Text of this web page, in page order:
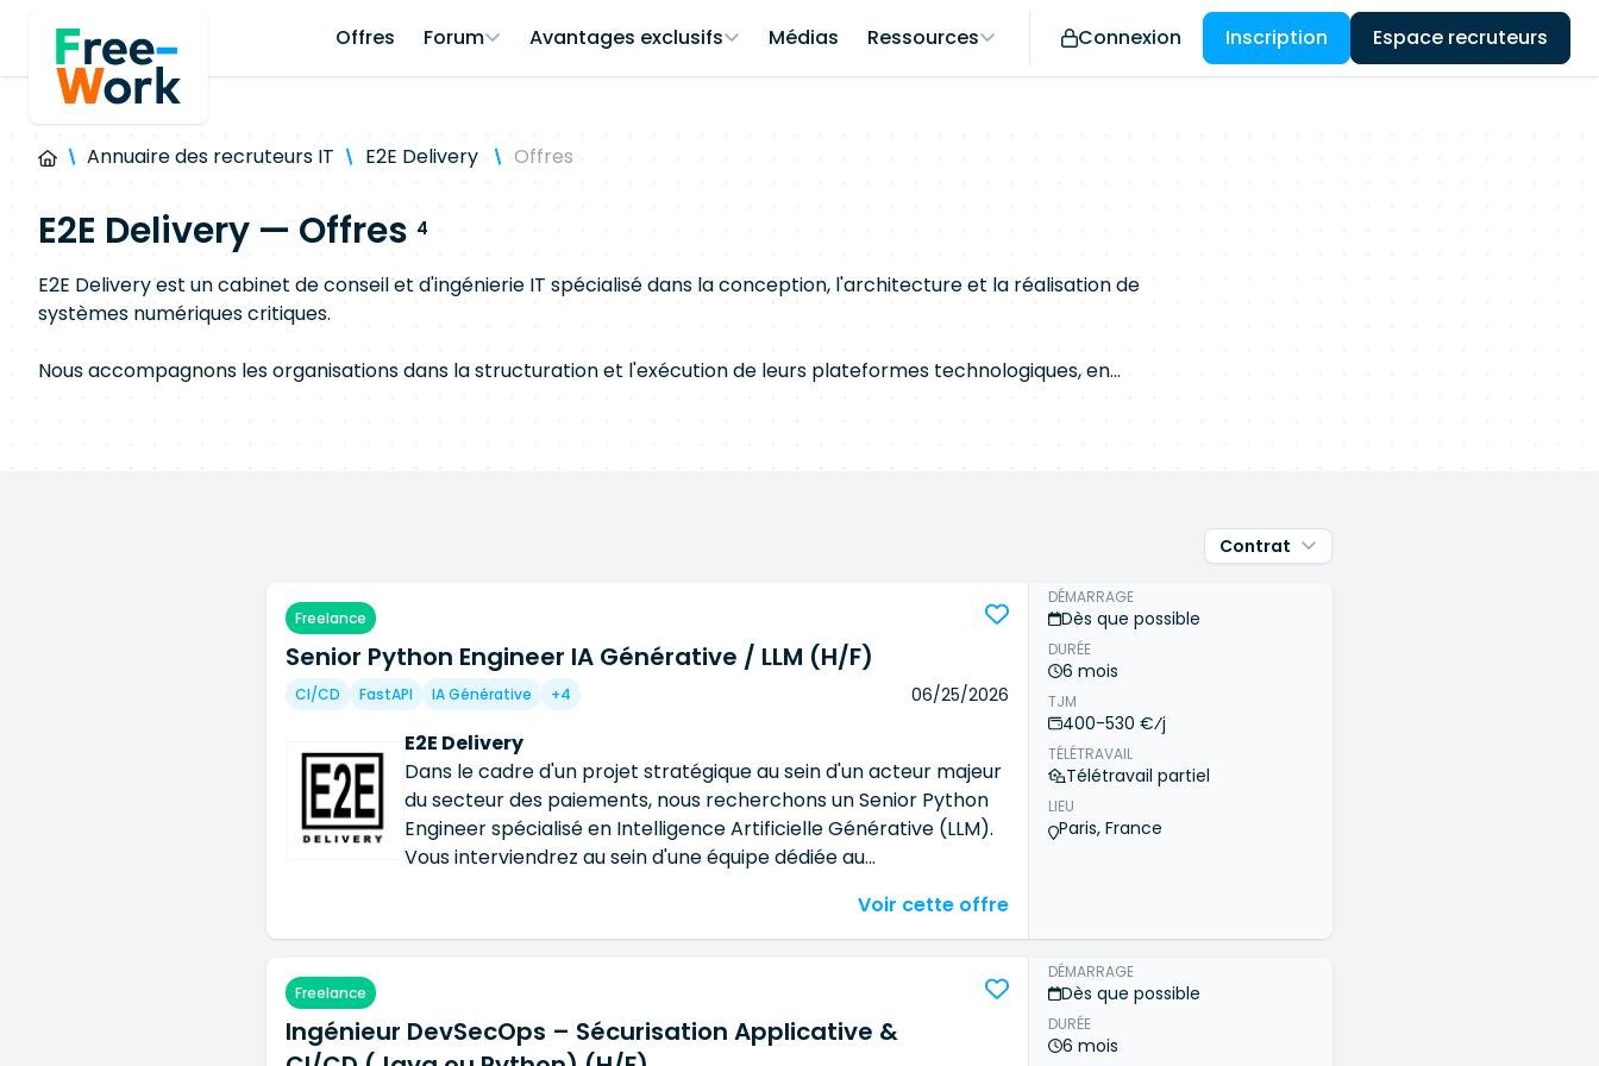
Offres Forum Avantages exclusifs Médias Ressources Connexion Inscription Espace recruteurs
Annuaire des recruteurs IT E2E Delivery Offres
E2E Delivery — Offres 4
E2E Delivery est un cabinet de conseil et d'ingénierie IT spécialisé dans la conception, l'architecture et la réalisation de
systèmes numériques critiques.
Nous accompagnons les organisations dans la structuration et l'exécution de leurs plateformes technologiques, en
constante : construire des systèmes robustes, scalables et opérables dans la durée.
Contrat
Freelance
Senior Python Engineer IA Générative / LLM (H/F)
CI/CD FastAPI IA Générative +4 06/25/2026
E2E Delivery
Dans le cadre d'un projet stratégique au sein d'un acteur majeur
du secteur des paiements, nous recherchons un Senior Python
Engineer spécialisé en Intelligence Artificielle Générative (LLM).
Vous interviendrez au sein d'une équipe dédiée au
environnement on-premise. Le rôle est fortement orienté
développement logiciel et architecture applicative : nous
industrialiser des applications IA en production. Vos principales
responsabilités : Concevoir et développer des applications
backend Python intégrant des modèles de langage (LLM).
Voir cette offre
DÉMARRAGE
Dès que possible
DURÉE
6 mois
TJM
400-530 €⁄j
TÉLÉTRAVAIL
Télétravail partiel
LIEU
Paris, France
Freelance
Ingénieur DevSecOps – Sécurisation Applicative &
DÉMARRAGE
Dès que possible
DURÉE
6 mois